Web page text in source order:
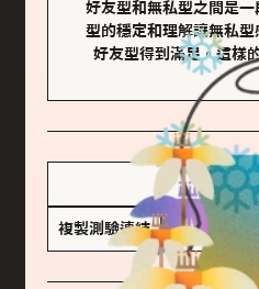
好友型和無私型之間是
型的穩定和理解讓無私
好友型得到滿足。這樣
儲存
複製測驗連結